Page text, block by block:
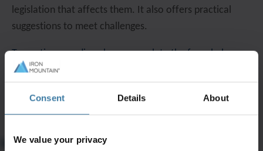
Consent Details About
We value your privacy
legislation that affects them. It also offers practical
suggestions to meet challenges.
To continue reading please complete the form below.
Why comply?